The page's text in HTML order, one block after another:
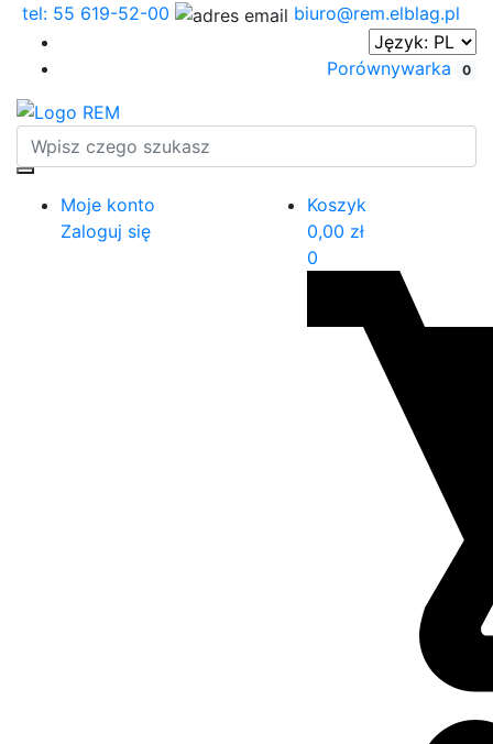
tel: 55 619-52-00 biuro@rem.elblag.pl
Porównywarka 0
Moje konto
Zaloguj się
Koszyk
0,00 zł
0